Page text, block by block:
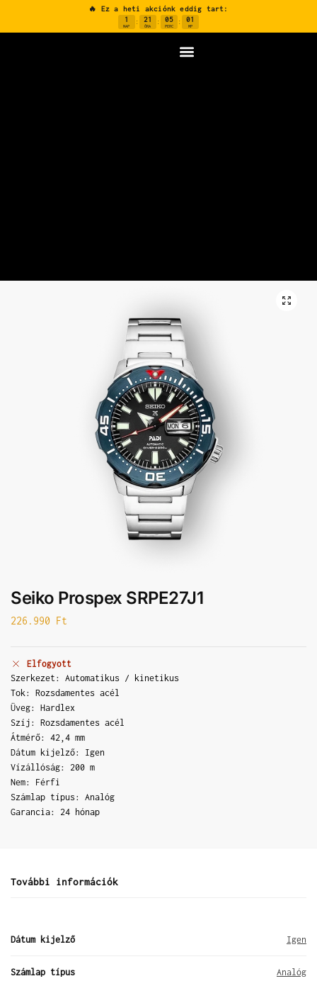
🔥 Ez a heti akciónk eddig tart:
1
NAP
: 21
ÓRA
: 05
PERC
: 00
MP
Seiko Prospex SRPE27J1
226.990 Ft
Elfogyott
Szerkezet: Automatikus / kinetikus
Tok: Rozsdamentes acél
Üveg: Hardlex
Szíj: Rozsdamentes acél
Átmérő: 42,4 mm
Dátum kijelző: Igen
Vízállóság: 200 m
Nem: Férfi
Számlap típus: Analóg
Garancia: 24 hónap
További információk
Dátum kijelző Igen
Számlap típus Analóg